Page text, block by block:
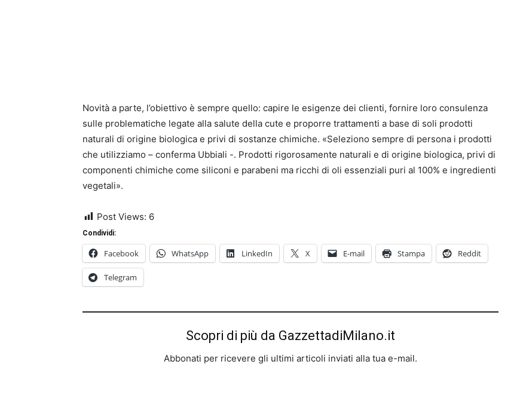
Novità a parte, l’obiettivo è sempre quello: capire le esigenze dei clienti, fornire loro consulenza
sulle problematiche legate alla salute della cute e proporre trattamenti a base di soli prodotti
naturali di origine biologica e privi di sostanze chimiche. «Seleziono sempre di persona i prodotti
che utilizziamo – conferma Ubbiali -. Prodotti rigorosamente naturali e di origine biologica, privi di
componenti chimiche come siliconi e parabeni ma ricchi di oli essenziali puri al 100% e ingredienti
vegetali».
Post Views: 6
Condividi:
Facebook WhatsApp LinkedIn X E-mail Stampa Reddit
Telegram
Scopri di più da GazzettadiMilano.it
Abbonati per ricevere gli ultimi articoli inviati alla tua e-mail.